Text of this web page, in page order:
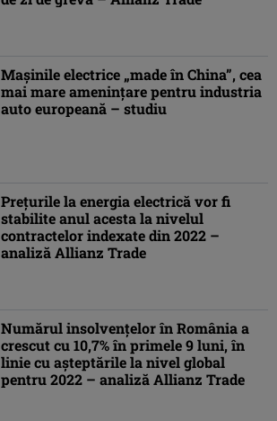
Mașinile electrice „made în China”, cea
mai mare amenințare pentru industria
auto europeană – studiu
Preţurile la energia electrică vor fi
stabilite anul acesta la nivelul
contractelor indexate din 2022 –
analiză Allianz Trade
Numărul insolvenţelor în România a
crescut cu 10,7% în primele 9 luni, în
linie cu aşteptările la nivel global
pentru 2022 – analiză Allianz Trade